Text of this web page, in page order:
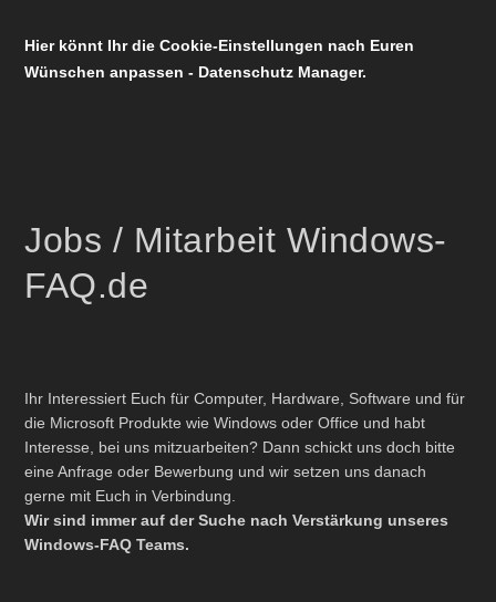
Hier könnt Ihr die Cookie-Einstellungen nach Euren
Wünschen anpassen - Datenschutz Manager.
Jobs / Mitarbeit Windows-
FAQ.de
Ihr Interessiert Euch für Computer, Hardware, Software und für
die Microsoft Produkte wie Windows oder Office und habt
Interesse, bei uns mitzuarbeiten? Dann schickt uns doch bitte
eine Anfrage oder Bewerbung und wir setzen uns danach
gerne mit Euch in Verbindung.
Wir sind immer auf der Suche nach Verstärkung unseres
Windows-FAQ Teams.